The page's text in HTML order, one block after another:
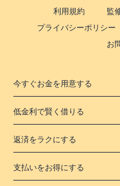
利用規約
監
プライバシーポリシー
お
今すぐお金を用意する
低金利で賢く借りる
返済をラクにする
支払いをお得にする